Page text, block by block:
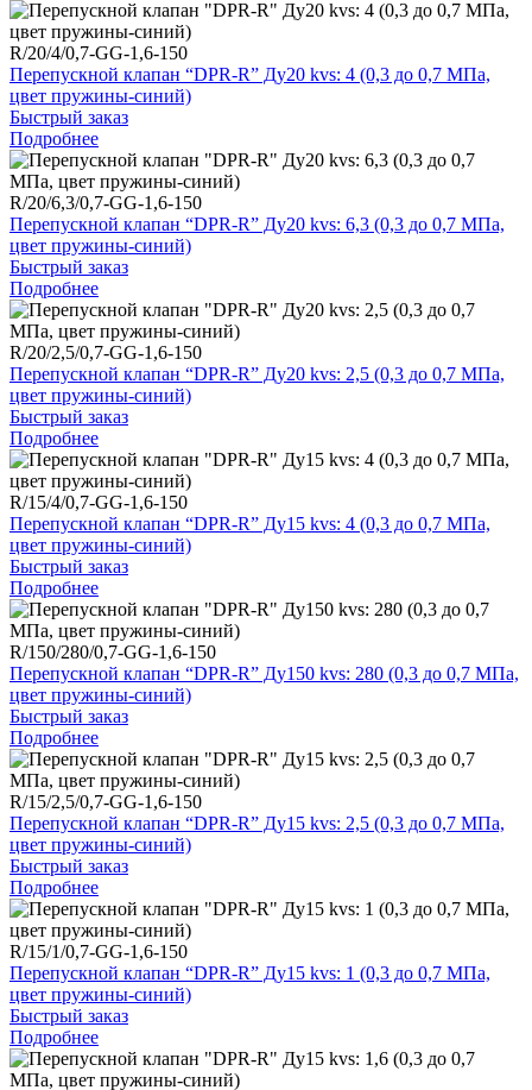
R/20/4/0,7-GG-1,6-150
Перепускной клапан “DPR-R” Ду20 kvs: 4 (0,3 до 0,7 МПа,
цвет пружины-синий)
Быстрый заказ
Подробнее
R/20/6,3/0,7-GG-1,6-150
Перепускной клапан “DPR-R” Ду20 kvs: 6,3 (0,3 до 0,7 МПа,
цвет пружины-синий)
Быстрый заказ
Подробнее
R/20/2,5/0,7-GG-1,6-150
Перепускной клапан “DPR-R” Ду20 kvs: 2,5 (0,3 до 0,7 МПа,
цвет пружины-синий)
Быстрый заказ
Подробнее
R/15/4/0,7-GG-1,6-150
Перепускной клапан “DPR-R” Ду15 kvs: 4 (0,3 до 0,7 МПа,
цвет пружины-синий)
Быстрый заказ
Подробнее
R/150/280/0,7-GG-1,6-150
Перепускной клапан “DPR-R” Ду150 kvs: 280 (0,3 до 0,7 МПа,
цвет пружины-синий)
Быстрый заказ
Подробнее
R/15/2,5/0,7-GG-1,6-150
Перепускной клапан “DPR-R” Ду15 kvs: 2,5 (0,3 до 0,7 МПа,
цвет пружины-синий)
Быстрый заказ
Подробнее
R/15/1/0,7-GG-1,6-150
Перепускной клапан “DPR-R” Ду15 kvs: 1 (0,3 до 0,7 МПа,
цвет пружины-синий)
Быстрый заказ
Подробнее